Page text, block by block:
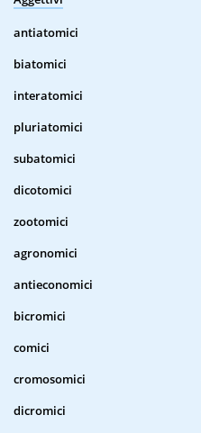
antiatomici
biatomici
interatomici
pluriatomici
subatomici
dicotomici
zootomici
agronomici
antieconomici
bicromici
comici
cromosomici
dicromici